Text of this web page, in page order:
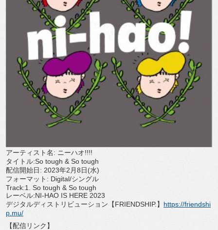
アーティスト名: ニーハオ!!!!
タイトル:So tough & So tough
配信開始日: 2023年2月8日(水)
フォーマット: Digital/シングル
Track:1. So tough & So tough
レーベル:NI-HAO IS HERE 2023
デジタルディストリビューション【FRIENDSHIP.】 https://friendshi
p.mu/
【配信リンク】